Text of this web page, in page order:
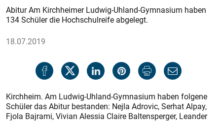
Abitur Am Kirchheimer Ludwig-Uhland-Gymnasium haben
134 Schüler die Hochschulreife abgelegt.
18.07.2019
Kirchheim. Am Ludwig-Uhland-Gymnasium haben folgene
Schüler das Abitur bestanden: Nejla Adrovic, Serhat Alpay,
Fjola Bajrami, Vivian Alessia Claire Baltensperger, Leander